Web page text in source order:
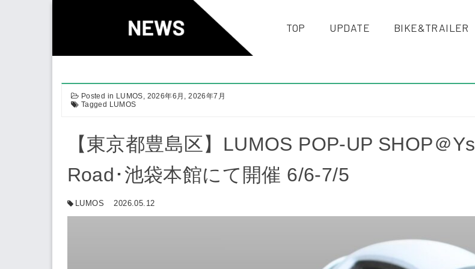
TOP UPDATE BIKE&TRAILER
Posted in LUMOS, 2026年6月 ,2026年7月
Tagged LUMOS
【東京都豊島区】LUMOS POP-UP SHOP＠Ys
Road･池袋本館にて開催 6/6-7/5
LUMOS 2026.05.12